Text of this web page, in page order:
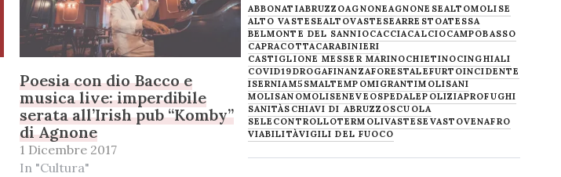
Poesia con dio Bacco e
musica live: imperdibile
serata all’Irish pub “Komby”
di Agnone
1 Dicembre 2017
In "Cultura"
ABBONATIABRUZZOAGNONEAGNONESEALTOMOLISE
ALTO VASTESEALTOVASTESEARRESTOATESSA
BELMONTE DEL SANNIOCACCIACALCIOCAMPOBASSO
CAPRACOTTACARABINIERI
CASTIGLIONE MESSER MARINOCHIETINOCINGHIALI
COVID19DROGAFINANZAFORESTALEFURTOINCIDENTE
ISERNIAM5SMALTEMPOMIGRANTIMOLISANI
MOLISANOMOLISENEVE OSPEDALEPOLIZIAPROFUGHI
SANITÀSCHIAVI DI ABRUZZOSCUOLA
SELECONTROLLOTERMOLIVASTESE VASTOVENAFRO
VIABILITÀVIGILI DEL FUOCO